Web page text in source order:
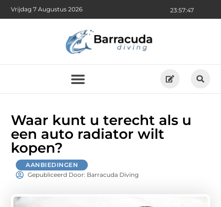
23:57:48
Vrijdag 7 Augustus 2026
Waar kunt u terecht als u
een auto radiator wilt
kopen?
AANBIEDINGEN
Gepubliceerd Door: Barracuda Diving